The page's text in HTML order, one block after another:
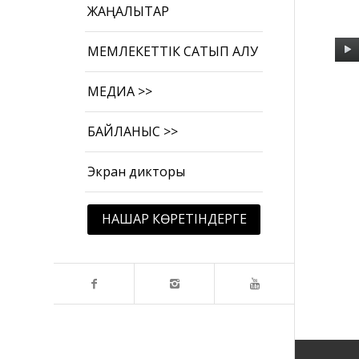
ЖАҢАЛЫҚТАР
МЕМЛЕКЕТТІК САТЫП АЛУ
МЕДИА >>
БАЙЛАНЫС >>
Экран дикторы
НАШАР КӨРЕТІНДЕРГЕ